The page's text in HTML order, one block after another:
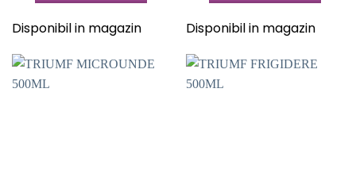
Disponibil in magazin Disponibil in magazin